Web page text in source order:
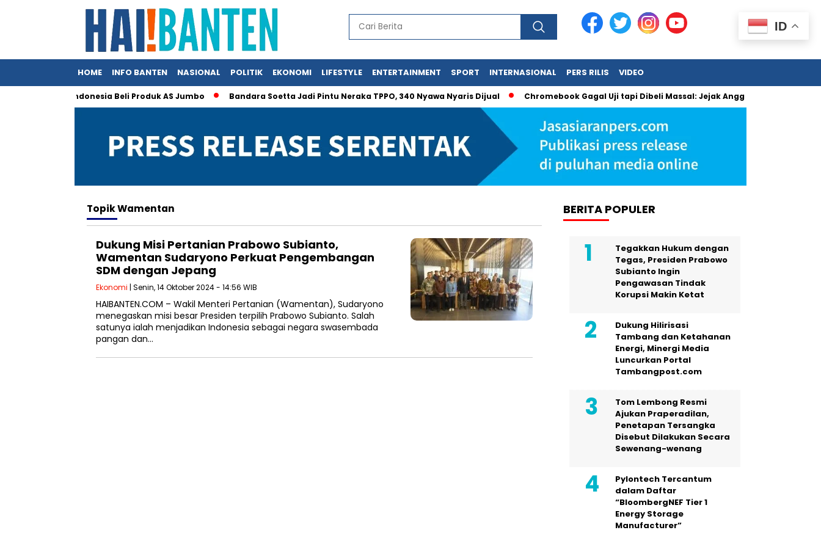
HOME INFO BANTEN NASIONAL POLITIK EKONOMI LIFESTYLE ENTERTAINMENT SPORT INTERNASIONAL PERS RILIS VIDEO
Klaim Indonesia Beli Produk AS Jumbo Bandara Soetta Jadi Pintu Neraka TPPO, 340 Nyawa Nyaris Dijual Chromebook Gagal Uji tapi Dibeli Massal: Jejak Anggaran Jumbo dan
TopikWamentan
Dukung Misi Pertanian Prabowo Subianto,
Wamentan Sudaryono Perkuat Pengembangan
SDM dengan Jepang
Ekonomi | Senin, 14 Oktober 2024 - 14:56 WIB
HAIBANTEN.COM – Wakil Menteri Pertanian (Wamentan), Sudaryono
menegaskan misi besar Presiden terpilih Prabowo Subianto. Salah
satunya ialah menjadikan Indonesia sebagai negara swasembada
pangan dan…
BERITA POPULER
Tegakkan Hukum dengan
Tegas, Presiden Prabowo
Subianto Ingin
Pengawasan Tindak
Korupsi Makin Ketat
Dukung Hilirisasi
Tambang dan Ketahanan
Energi, Minergi Media
Luncurkan Portal
Tambangpost.com
Tom Lembong Resmi
Ajukan Praperadilan,
Penetapan Tersangka
Disebut Dilakukan Secara
Sewenang-wenang
Pylontech Tercantum
dalam Daftar
“BloombergNEF Tier 1
Energy Storage
Manufacturer”
ID